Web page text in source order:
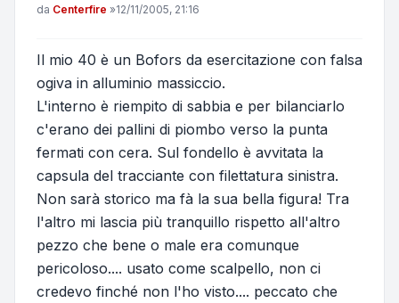
Messaggio
da Centerfire »12/11/2005, 21:16
Il mio 40 è un Bofors da esercitazione con falsa
ogiva in alluminio massiccio.
L'interno è riempito di sabbia e per bilanciarlo
c'erano dei pallini di piombo verso la punta
fermati con cera. Sul fondello è avvitata la
capsula del tracciante con filettatura sinistra.
Non sarà storico ma fà la sua bella figura! Tra
l'altro mi lascia più tranquillo rispetto all'altro
pezzo che bene o male era comunque
pericoloso.... usato come scalpello, non ci
credevo finché non l'ho visto.... peccato che